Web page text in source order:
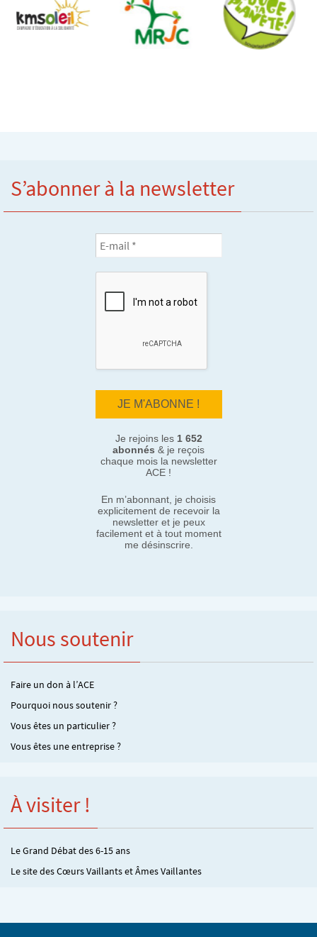
S’abonner à la newsletter
Je rejoins les 1 652
abonnés & je reçois
chaque mois la newsletter
ACE !
En m’abonnant, je choisis
explicitement de recevoir la
newsletter et je peux
facilement et à tout moment
me désinscrire.
Nous soutenir
Faire un don à l’ACE
Pourquoi nous soutenir ?
Vous êtes un particulier ?
Vous êtes une entreprise ?
À visiter !
Le Grand Débat des 6-15 ans
Le site des Cœurs Vaillants et Âmes Vaillantes